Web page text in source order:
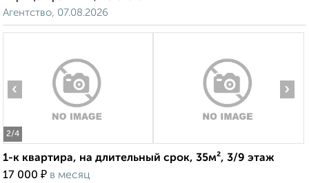
Агентство, 07.08.2026
2/4
‹ ›
1-к квартира, на длительный срок, 35м², 3/9 этаж
17 000 ₽ в месяц